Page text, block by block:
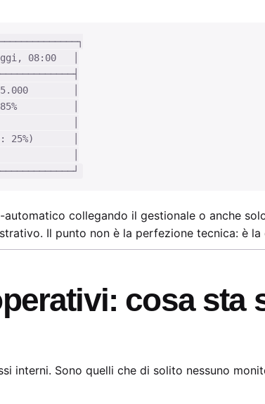
08:00   │
│
85%          │
25%)       │
│
collegando il gestionale o anche
Il punto non è la perfezione tecnica: è la
cosa sta
interni. Sono quelli che di solito nessuno